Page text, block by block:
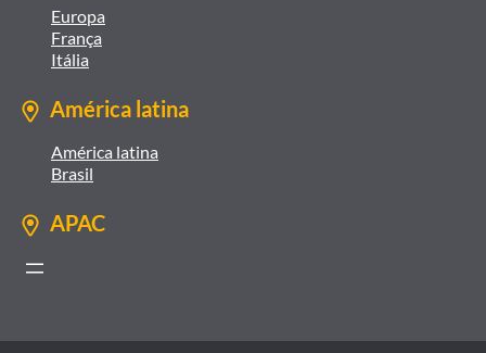
Europa
França
Itália
América latina
América latina
Brasil
APAC